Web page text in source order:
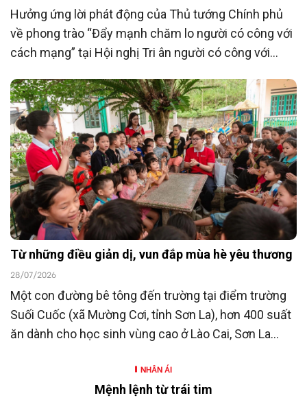
Hưởng ứng lời phát động của Thủ tướng Chính phủ
về phong trào “Đẩy mạnh chăm lo người có công với
cách mạng” tại Hội nghị Tri ân người có công với
23/7/2026, Ngân hàng TMCP Đông Nam Á
(SeABank) đã ủng hộ 15 tỷ đồng góp phần chăm lo
người có công với cách mạng hướng tới kỷ niệm 80
năm Ngày Thương binh - Liệt sĩ (27/7/1947 -
27/7/2027).
Từ những điều giản dị, vun đắp mùa hè yêu thương
28/07/2026
Một con đường bê tông đến trường tại điểm trường
Suối Cuốc (xã Mường Cơi, tỉnh Sơn La), hơn 400 suất
ăn dành cho học sinh vùng cao ở Lào Cai, Sơn La
động nằm trong chương trình “SeABankers Vì trẻ
thơ” năm 2026 với chủ đề “Mùa hè yêu thương” của
NHÂN ÁI
Mệnh lệnh từ trái tim